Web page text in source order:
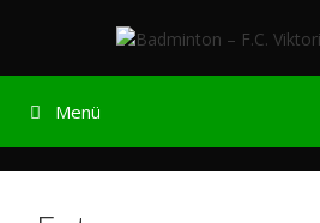
Menü